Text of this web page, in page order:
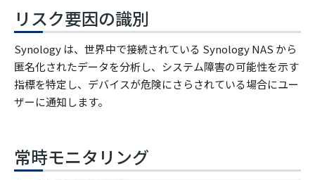
リスク要因の識別
Synology は、世界中で接続されている Synology NAS から
匿名化されたデータを分析し、システム障害の可能性を示す
指標を特定し、デバイスが危険にさらされている場合にユー
ザーに通知します。
常時モニタリング